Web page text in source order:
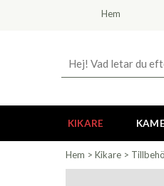
Hem
KIKARE
Hem > Kikare >